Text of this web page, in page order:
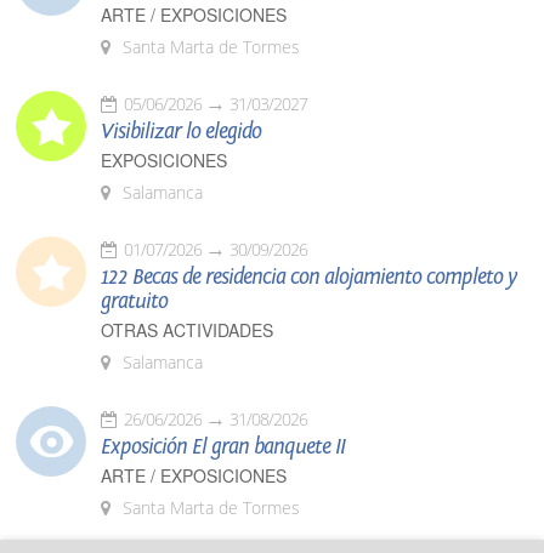
ARTE / EXPOSICIONES
Santa Marta de Tormes
05/06/2026 31/03/2027
Visibilizar lo elegido
EXPOSICIONES
Salamanca
01/07/2026 30/09/2026
122 Becas de residencia con alojamiento completo y
gratuito
OTRAS ACTIVIDADES
Salamanca
26/06/2026 31/08/2026
Exposición El gran banquete II
ARTE / EXPOSICIONES
Santa Marta de Tormes